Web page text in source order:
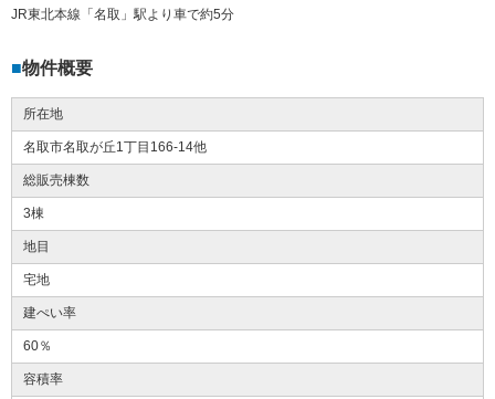
JR東北本線「名取」駅より車で約5分
物件概要
所在地
名取市名取が丘1丁目166-14他
総販売棟数
3棟
地目
宅地
建ぺい率
60％
容積率